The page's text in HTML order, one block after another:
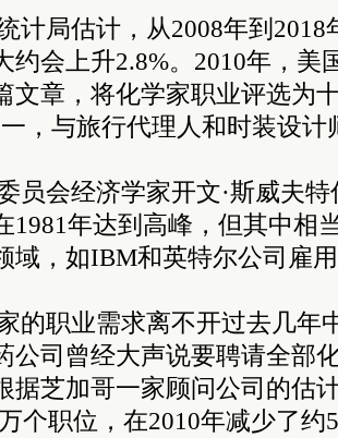
计局估计，从2008年到
约会上升2.8%。2010年，美
文章，将化学家职业评选为
，与旅行代理人和时装设计
员会经济学家开文·斯威夫
1981年达到高峰，但其中相
域，如IBM和英特尔公司雇
的职业需求离不开过去几年
公司曾经大声说要聘请全部
据芝加哥一家顾问公司的估
个职位，在2010年减少了约